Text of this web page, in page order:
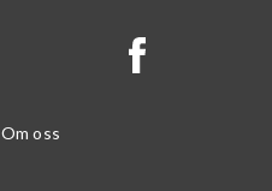
Om oss